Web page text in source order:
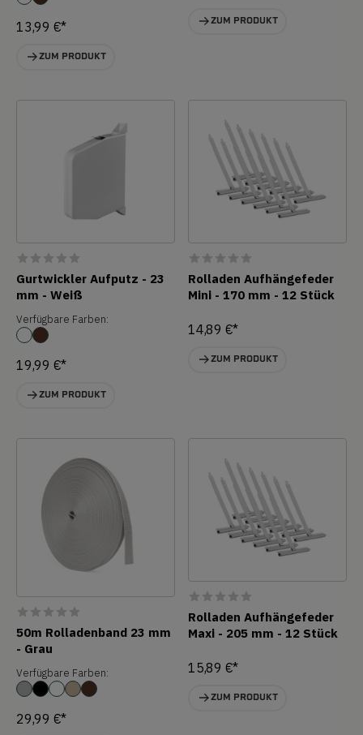
13,99 €*
ZUM PRODUKT
ZUM PRODUKT
Gurtwickler Aufputz - 23
mm - Weiß
Verfügbare Farben:
19,99 €*
ZUM PRODUKT
Rolladen Aufhängefeder
Mini - 170 mm - 12 Stück
14,89 €*
ZUM PRODUKT
50m Rolladenband 23 mm
- Grau
Verfügbare Farben:
29,99 €*
Rolladen Aufhängefeder
Maxi - 205 mm - 12 Stück
15,89 €*
ZUM PRODUKT